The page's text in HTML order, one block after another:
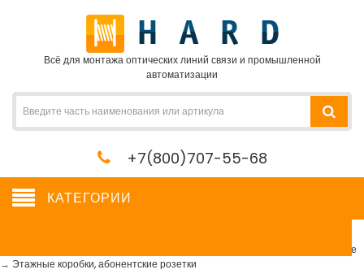
Всё для монтажа оптических линий связи и промышленной
автоматизации
+7(800)707-55-68
КАТЕГОРИИ
Кроссовое оборудование
→ Этажные коробки, абонентские розетки